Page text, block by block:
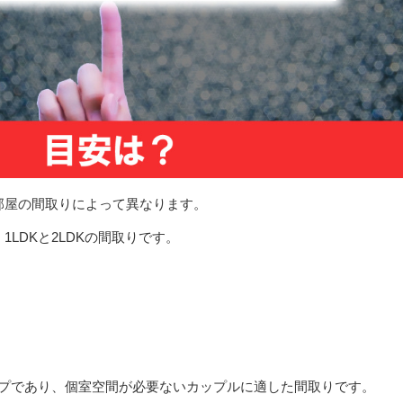
の間取りによって異なります。
と2LDKの間取りです。
であり、個室空間が必要ないカップルに適した間取りです。